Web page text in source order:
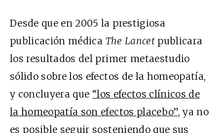
Desde que en 2005 la prestigiosa
publicación médica The Lancetpublicara
los resultados del primer metaestudio
sólido sobre los efectos de la homeopatía,
y concluyera que “los efectos clínicos de
la homeopatía son efectos placebo”, ya no
es posible seguir sosteniendo que sus